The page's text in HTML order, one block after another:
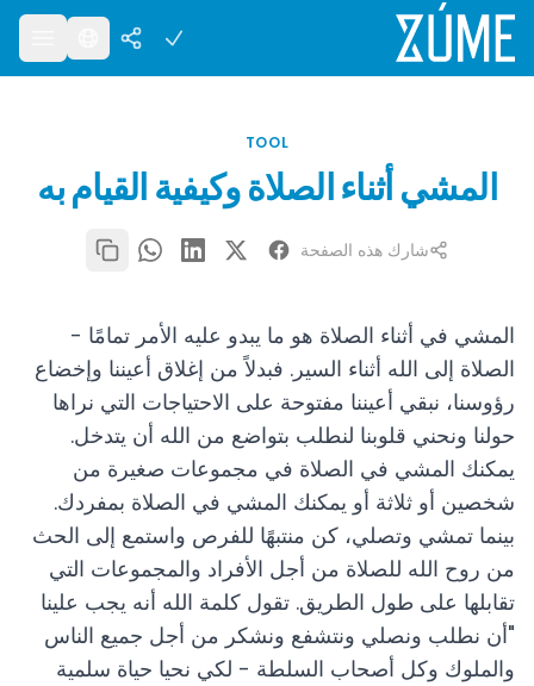
TOOL
المشي أثناء الصلاة وكيفية القيام به
شارك هذه الصفحة
المشي في أثناء الصلاة هو ما يبدو عليه الأمر تمامًا -
الصلاة إلى الله أثناء السير. فبدلاً من إغلاق أعيننا وإخضاع
رؤوسنا، نبقي أعيننا مفتوحة على الاحتياجات التي نراها
حولنا ونحني قلوبنا لنطلب بتواضع من الله أن يتدخل.
يمكنك المشي في الصلاة في مجموعات صغيرة من
شخصين أو ثلاثة أو يمكنك المشي في الصلاة بمفردك.
بينما تمشي وتصلي، كن منتبهًا للفرص واستمع إلى الحث
من روح الله للصلاة من أجل الأفراد والمجموعات التي
تقابلها على طول الطريق. تقول كلمة الله أنه يجب علينا
"أن نطلب ونصلي ونتشفع ونشكر من أجل جميع الناس
والملوك وكل أصحاب السلطة - لكي نحيا حياة سلمية